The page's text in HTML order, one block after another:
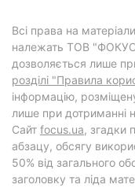
Всі права на
належать ТОВ "ФОКУС
дозволяється лише
розділі "Правила
інформацію,
лише при дотриманні
Cайт focus.ua, згадки
абзацу, обсягу
50% від загального
заголовку та ліда